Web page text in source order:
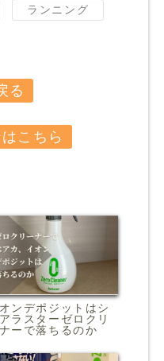
ランニング
る
こちら
ンデポジットはシ
ラスターゼロクリ
ーで落ちるのか